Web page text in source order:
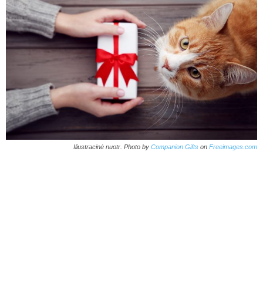
Iliustracinė nuotr. Photo by Companion Gifts on Freeimages.com